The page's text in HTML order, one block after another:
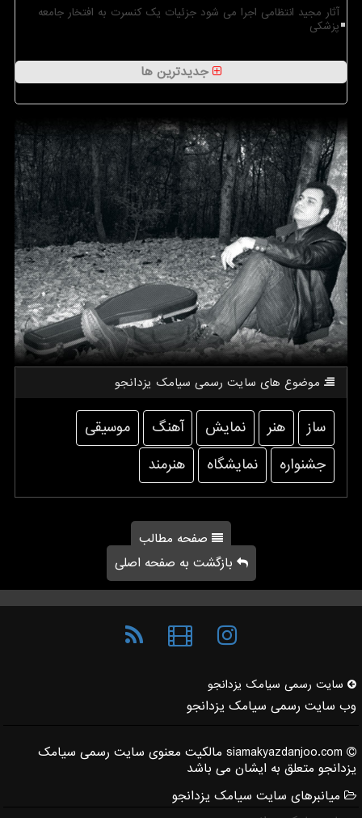
آثار مجید انتظامی اجرا می شود جزئیات یک کنسرت به افتخار جامعه
پزشکی
جدیدترین ها
موضوع های سایت رسمی سیامك یزدانجو
ساز هنر نمایش آهنگ
موسیقی
جشنواره
نمایشگاه هنرمند
صفحه مطالب
بازگشت به صفحه اصلی
سایت رسمی سیامك یزدانجو
وب سایت رسمی سیامک یزدانجو
siamakyazdanjoo.com مالکیت معنوی سایت رسمی سیامک
یزدانجو متعلق به ایشان می باشد
میانبرهای سایت سیامک یزدانجو